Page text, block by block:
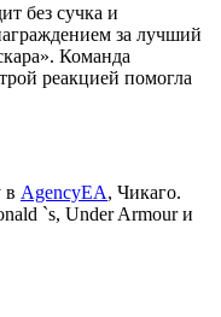
без сучка и
за лучший
Команда
реакцией помогла
в AgencyEA, Чикаго.
`s, Under Armour и